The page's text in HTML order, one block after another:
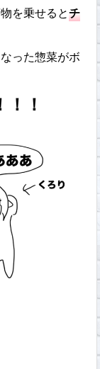
を乗せるとチ
った惣菜がボ
！